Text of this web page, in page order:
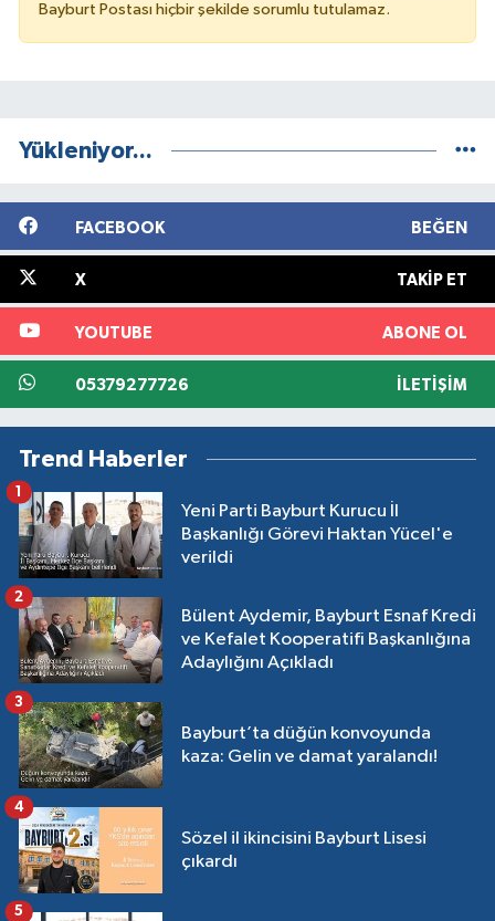
Bayburt Postası hiçbir şekilde sorumlu tutulamaz.
Yükleniyor...
FACEBOOK BEĞEN
X TAKIP ET
YOUTUBE ABONE OL
05379277726 İLETIŞIM
Trend Haberler
Yeni Parti Bayburt Kurucu İl
Başkanlığı Görevi Haktan Yücel'e
verildi
1
Bülent Aydemir, Bayburt Esnaf Kredi
ve Kefalet Kooperatifi Başkanlığına
Adaylığını Açıkladı
2
Bayburt’ta düğün konvoyunda
kaza: Gelin ve damat yaralandı!
3
Sözel il ikincisini Bayburt Lisesi
çıkardı
4
5